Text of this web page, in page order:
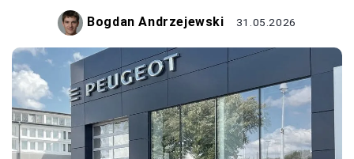
Bogdan Andrzejewski 31.05.2026